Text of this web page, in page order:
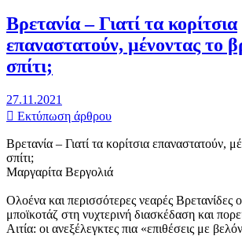
Βρετανία – Γιατί τα κορίτσια
επαναστατούν, μένοντας το
σπίτι;
27.11.2021
Εκτύπωση άρθρου
Βρετανία – Γιατί τα κορίτσια επαναστατούν,
σπίτι;
Μαργαρίτα Βεργολιά
Ολοένα και περισσότερες νεαρές Βρετανίδες
μποϊκοτάζ στη νυχτερινή διασκέδαση και
Αιτία: οι ανεξέλεγκτες πια «επιθέσεις με